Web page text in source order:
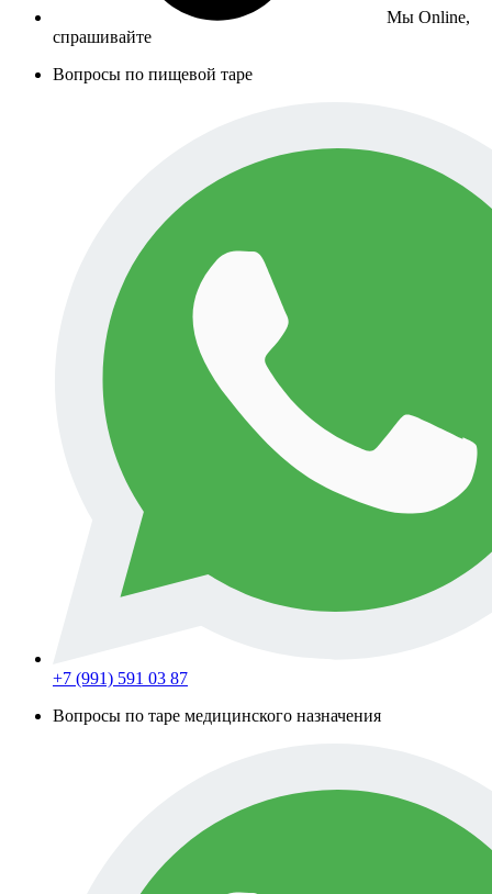
Мы Online,
спрашивайте
Вопросы по пищевой таре
+7 (991) 591 03 87
Вопросы по таре медицинского назначения